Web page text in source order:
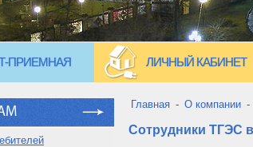
ПРИЕМНАЯ ЛИЧНЫЙ КАБИНЕТ
Главная - О компании -
Сотрудники ТГЭС